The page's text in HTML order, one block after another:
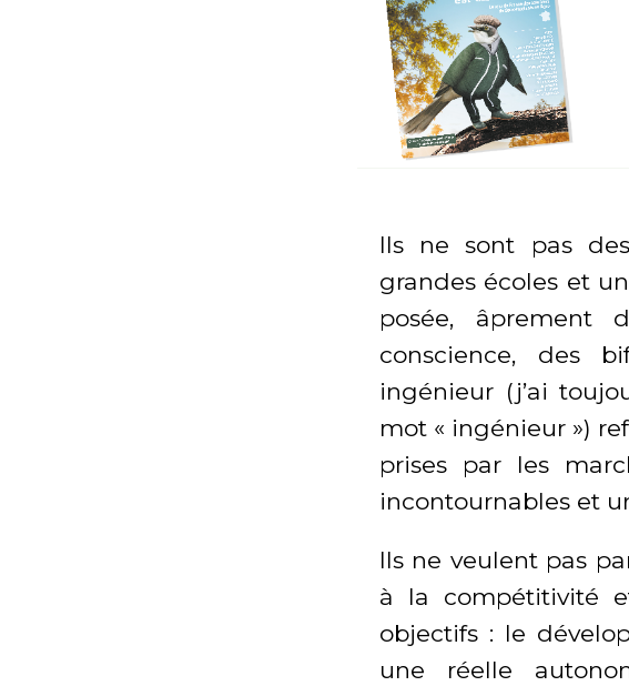
Ils ne sont pas
grandes écoles et
posée, âprement
conscience, des
ingénieur (j’ai
mot « ingénieur »)
prises par les
incontournables et
Ils ne veulent pas
à la compétitivité
objectifs : le
une réelle